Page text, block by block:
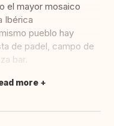
el mayor mosaico
Ibérica
pueblo hay
de padel, campo de
bar.
more